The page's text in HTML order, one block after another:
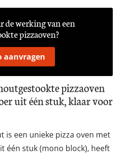
de werking van een
pizzaoven?
aanvragen
pizzaoven
uit één stuk, klaar voor
is een unieke pizza oven met
één stuk (mono block), heeft